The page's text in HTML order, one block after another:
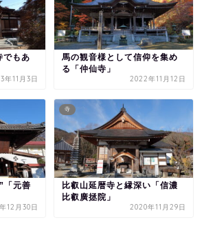
でもあ
年11月3日
馬の観音様として信仰を集め
る「仲仙寺」
2022年11月12日
「元善
12月30日
寺
比叡山延暦寺と縁深い「信濃
比叡廣拯院」
2020年11月29日